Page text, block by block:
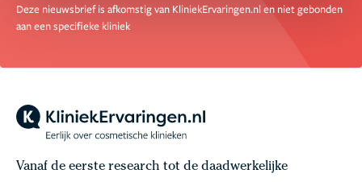
Deze nieuwsbrief is afkomstig van KliniekErvaringen.nl en niet gebonden
aan een specifieke kliniek
Vanaf de eerste research tot de daadwerkelijke